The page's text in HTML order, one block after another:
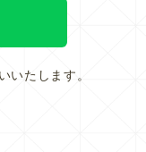
いたします。